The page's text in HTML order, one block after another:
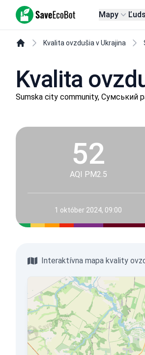
SaveEcoBot Mapy
Kvalita ovzdušia v Ukrajina
Kvalita
Sumska city community, Сумський
52
AQI PM2.5
1 október 2024, 09:00
Interaktívna mapa kvality